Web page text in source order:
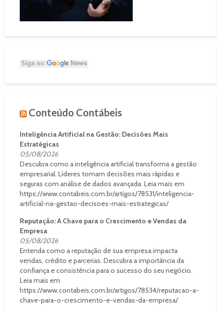
Conteúdo Contábeis
Inteligência Artificial na Gestão: Decisões Mais
Estratégicas
05/08/2026
Descubra como a inteligência artificial transforma a gestão
empresarial. Líderes tomam decisões mais rápidas e
seguras com análise de dados avançada. Leia mais em
https://www.contabeis.com.br/artigos/78531/inteligencia-
artificial-na-gestao-decisoes-mais-estrategicas/
Reputação: A Chave para o Crescimento e Vendas da
Empresa
05/08/2026
Entenda como a reputação de sua empresa impacta
vendas, crédito e parcerias. Descubra a importância da
confiança e consistência para o sucesso do seu negócio.
Leia mais em
https://www.contabeis.com.br/artigos/78534/reputacao-a-
chave-para-o-crescimento-e-vendas-da-empresa/